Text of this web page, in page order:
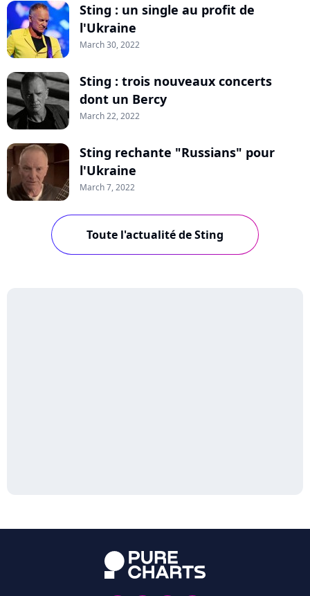
Sting : un single au profit de
l'Ukraine
March 30, 2022
Sting : trois nouveaux concerts
dont un Bercy
March 22, 2022
Sting rechante "Russians" pour
l'Ukraine
March 7, 2022
Toute l'actualité de Sting